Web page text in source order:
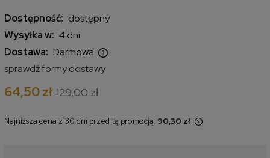
Dostępność: dostępny
Wysyłka w: 4 dni
Dostawa: Darmowa
Cena nie zawiera ewentualnych kosztów płatności
sprawdź formy dostawy
64,50 zł 129,00 zł
Najniższa cena z 30 dni przed tą promocją: 90,30 zł